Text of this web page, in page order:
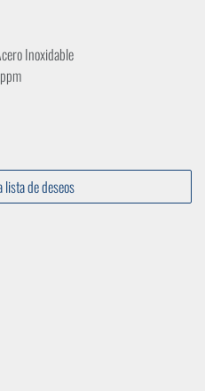
Inoxidable
lista de deseos